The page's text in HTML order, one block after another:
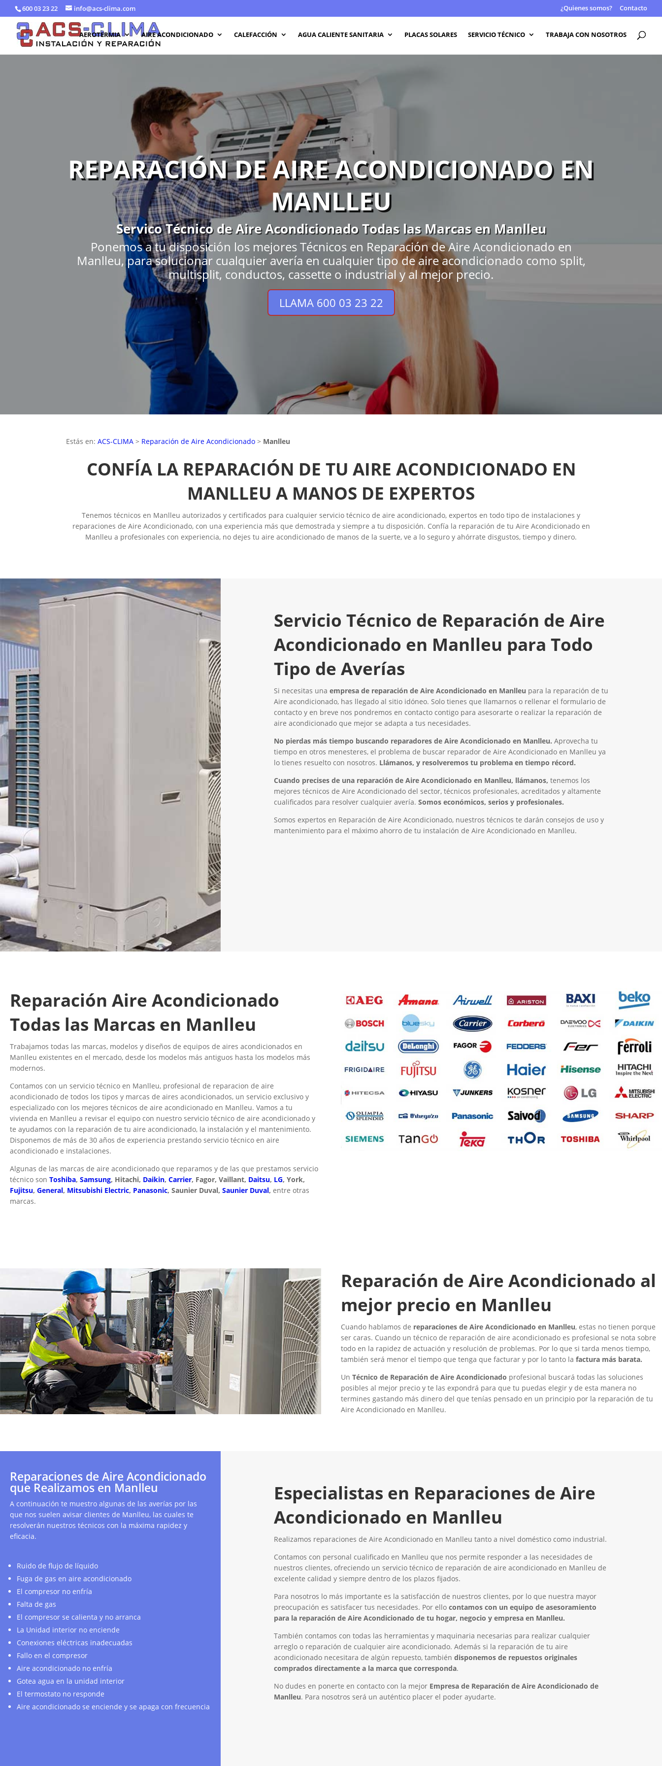
600 03 23 22 info@acs-clima.com ¿Quienes somos? Contacto
AEROTERMIA AIRE ACONDICIONADO CALEFACCIÓN AGUA CALIENTE SANITARIA PLACAS SOLARES SERVICIO TÉCNICO TRABAJA CON NOSOTROS
REPARACIÓN DE AIRE ACONDICIONADO EN
MANLLEU
Servico Técnico de Aire Acondicionado Todas las Marcas en Manlleu
Ponemos a tu disposición los mejores Técnicos en Reparación de Aire Acondicionado en
Manlleu, para solucionar cualquier avería en cualquier tipo de aire acondicionado como split,
multisplit, conductos, cassette o industrial y al mejor precio.
LLAMA 600 03 23 22
Estás en:ACS-CLIMA > Reparación de Aire Acondicionado > Manlleu
CONFÍA LA REPARACIÓN DE TU AIRE ACONDICIONADO EN
MANLLEU A MANOS DE EXPERTOS
Tenemos técnicos en Manlleu autorizados y certificados para cualquier servicio técnico de aire acondicionado, expertos en todo tipo de instalaciones y
reparaciones de Aire Acondicionado, con una experiencia más que demostrada y siempre a tu disposición. Confía la reparación de tu Aire Acondicionado en
Manlleu a profesionales con experiencia, no dejes tu aire acondicionado de manos de la suerte, ve a lo seguro y ahórrate disgustos, tiempo y dinero.
Servicio Técnico de Reparación de Aire
Acondicionado en Manlleu para Todo
Tipo de Averías
Si necesitas una empresa de reparación de Aire Acondicionado en Manlleu para la reparación de tu
Aire acondicionado, has llegado al sitio idóneo. Solo tienes que llamarnos o rellenar el formulario de
contacto y en breve nos pondremos en contacto contigo para asesorarte o realizar la reparación de
aire acondicionado que mejor se adapta a tus necesidades.
No pierdas más tiempo buscando reparadores de Aire Acondicionado en Manlleu. Aprovecha tu
tiempo en otros menesteres, el problema de buscar reparador de Aire Acondicionado en Manlleu ya
lo tienes resuelto con nosotros. Llámanos, y resolveremos tu problema en tiempo récord.
Cuando precises de una reparación de Aire Acondicionado en Manlleu, llámanos, tenemos los
mejores técnicos de Aire Acondicionado del sector, técnicos profesionales, acreditados y altamente
cualificados para resolver cualquier avería. Somos económicos, serios y profesionales.
Somos expertos en Reparación de Aire Acondicionado, nuestros técnicos te darán consejos de uso y
mantenimiento para el máximo ahorro de tu instalación de Aire Acondicionado en Manlleu.
Reparación Aire Acondicionado
Todas las Marcas en Manlleu
Trabajamos todas las marcas, modelos y diseños de equipos de aires acondicionados en
Manlleu existentes en el mercado, desde los modelos más antiguos hasta los modelos más
modernos.
Contamos con un servicio técnico en Manlleu, profesional de reparacion de aire
acondicionado de todos los tipos y marcas de aires acondicionados, un servicio exclusivo y
especializado con los mejores técnicos de aire acondicionado en Manlleu. Vamos a tu
vivienda en Manlleu a revisar el equipo con nuestro servicio técnico de aire acondicionado y
te ayudamos con la reparación de tu aire acondicionado, la instalación y el mantenimiento.
Disponemos de más de 30 años de experiencia prestando servicio técnico en aire
acondicionado e instalaciones.
Algunas de las marcas de aire acondicionado que reparamos y de las que prestamos servicio
técnico son Toshiba, Samsung, Hitachi, Daikin, Carrier, Fagor, Vaillant, Daitsu, LG, York,
Fujitsu, General, Mitsubishi Electric, Panasonic, Saunier Duval, Saunier Duval, entre otras
marcas.
Reparación de Aire Acondicionado al
mejor precio en Manlleu
Cuando hablamos de reparaciones de Aire Acondicionado en Manlleu, estas no tienen porque
ser caras. Cuando un técnico de reparación de aire acondicionado es profesional se nota sobre
todo en la rapidez de actuación y resolución de problemas. Por lo que si tarda menos tiempo,
también será menor el tiempo que tenga que facturar y por lo tanto lafactura más barata.
UnTécnico de Reparación de Aire Acondicionado profesional buscará todas las soluciones
posibles al mejor precio y te las expondrá para que tu puedas elegir y de esta manera no
termines gastando más dinero del que tenías pensado en un principio por la reparación de tu
Aire Acondicionado en Manlleu.
Reparaciones de Aire Acondicionado
que Realizamos en Manlleu
A continuación te muestro algunas de las averías por las
que nos suelen avisar clientes de Manlleu, las cuales te
resolverán nuestros técnicos con la máxima rapidez y
eficacia.
Ruido de flujo de líquido
Fuga de gas en aire acondicionado
El compresor no enfría
Falta de gas
El compresor se calienta y no arranca
La Unidad interior no enciende
Conexiones eléctricas inadecuadas
Fallo en el compresor
Aire acondicionado no enfría
Gotea agua en la unidad interior
El termostato no responde
Aire acondicionado se enciende y se apaga con frecuencia
Especialistas en Reparaciones de Aire
Acondicionado en Manlleu
Realizamos reparaciones de Aire Acondicionado en Manlleu tanto a nivel doméstico como industrial.
Contamos con personal cualificado en Manlleu que nos permite responder a las necesidades de
nuestros clientes, ofreciendo un servicio técnico de reparación de aire acondicionado en Manlleu de
excelente calidad y siempre dentro de los plazos fijados.
Para nosotros lo más importante es la satisfacción de nuestros clientes, por lo que nuestra mayor
preocupación es satisfacer tus necesidades. Por ello contamos con un equipo de asesoramiento
para la reparación de Aire Acondicionado de tu hogar, negocio y empresa en Manlleu.
También contamos con todas las herramientas y maquinaria necesarias para realizar cualquier
arreglo o reparación de cualquier aire acondicionado. Además si la reparación de tu aire
acondicionado necesitara de algún repuesto, también disponemos de repuestos originales
comprados directamente a la marca que corresponda.
No dudes en ponerte en contacto con la mejor Empresa de Reparación de Aire Acondicionado de
Manlleu. Para nosotros será un auténtico placer el poder ayudarte.